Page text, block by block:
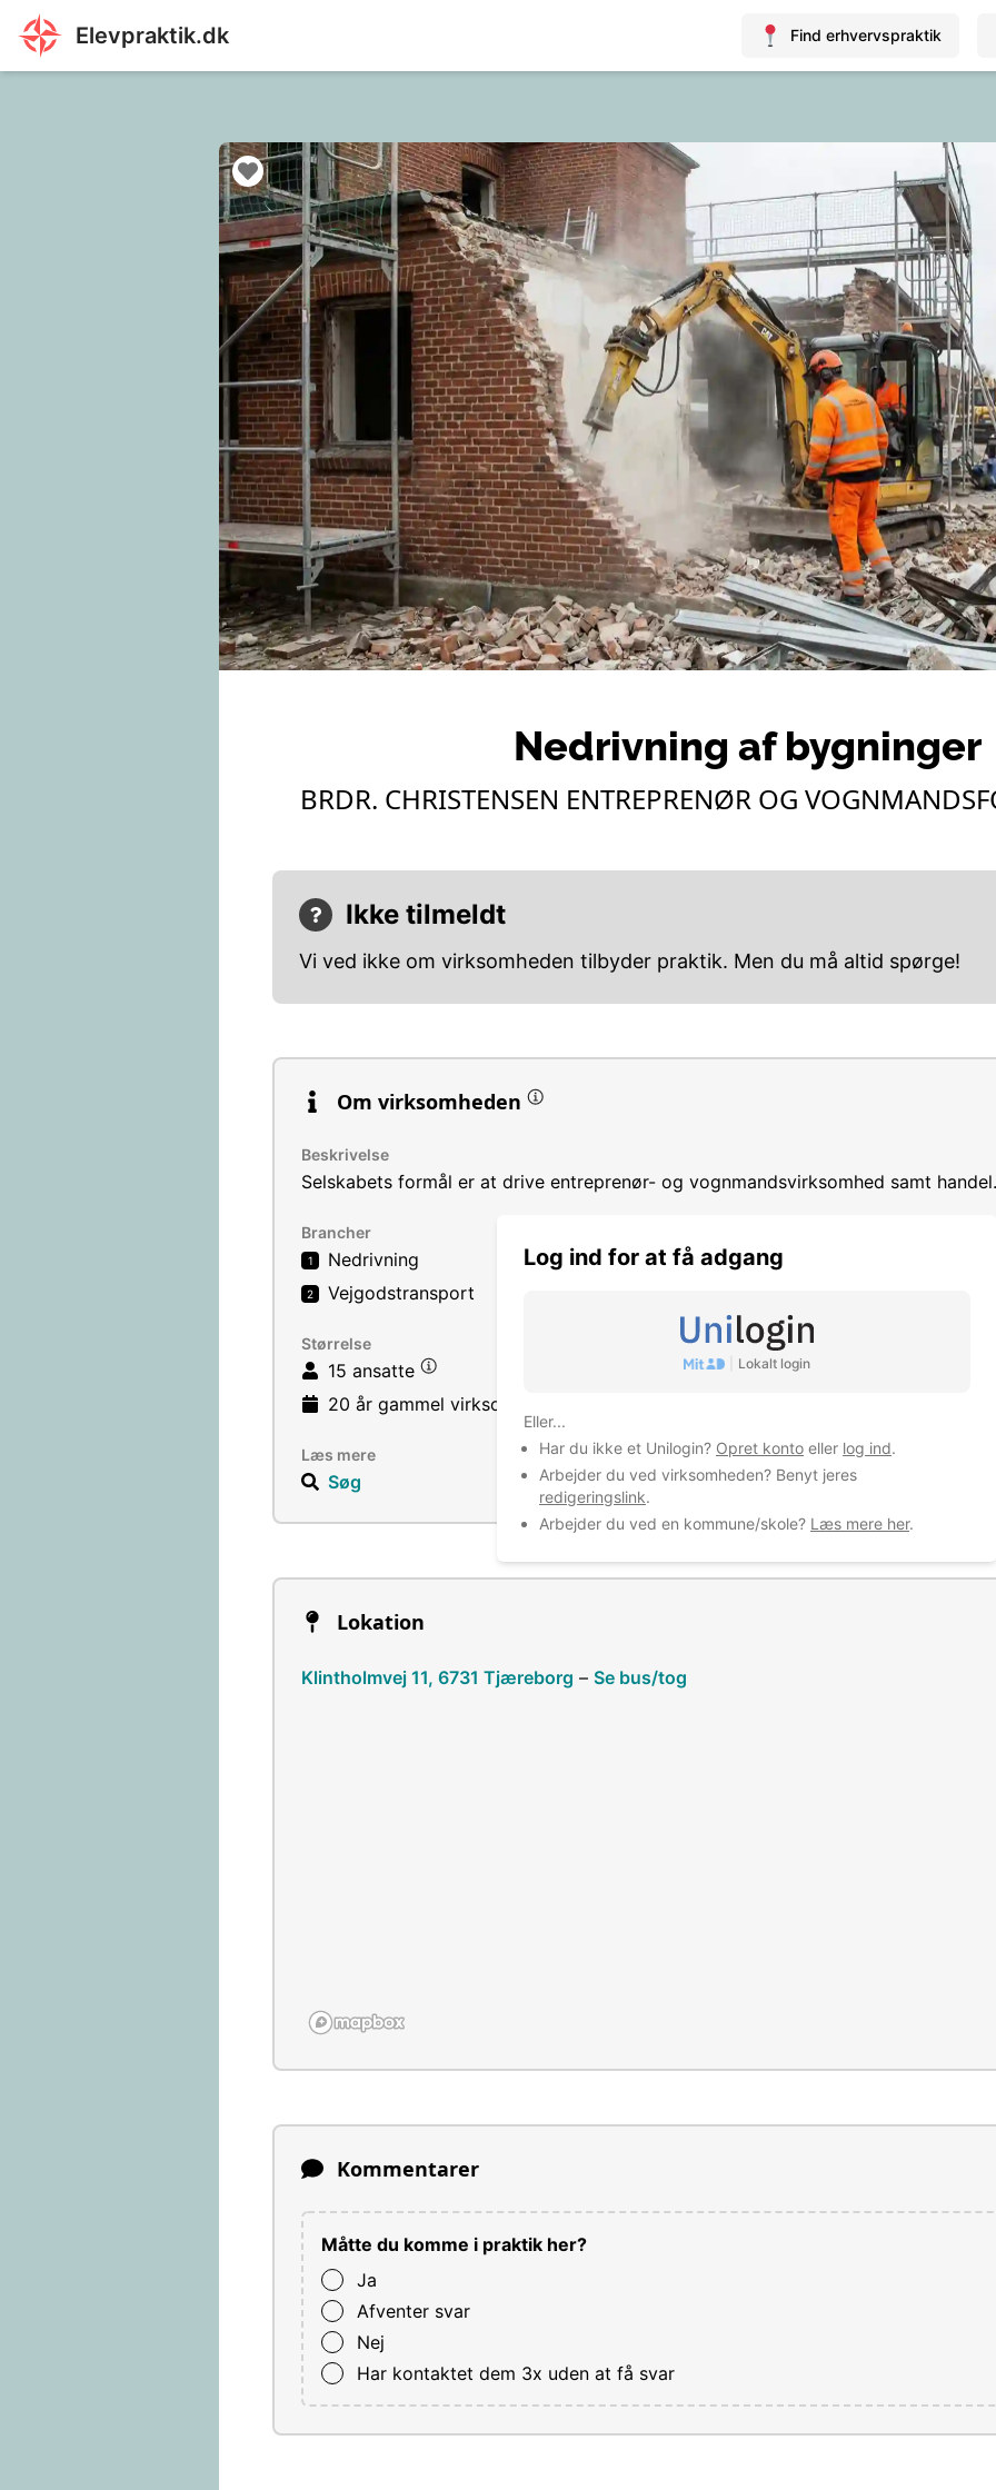
Elevpraktik.dk Find erhvervspraktik
Log ind for at få adgang
Lokalt login
Eller...
Har du ikke et Unilogin? Opret konto eller log ind.
Arbejder du ved virksomheden? Benyt jeres
redigeringslink.
Arbejder du ved en kommune/skole? Læs mere her.
Nedrivning af bygninger
BRDR. CHRISTENSEN ENTREPRENØR OG
Ikke tilmeldt
Vi ved ikke om virksomheden tilbyder praktik. Men du må altid spørge!
Om virksomheden
Beskrivelse
Selskabets formål er at drive entreprenør- og vognmandsvirksomhed samt handel.
Brancher
1 Nedrivning
2 Vejgodstransport
Størrelse
15 ansatte
20 år gammel virksomhed
Læs mere
Søg
Lokation
Klintholmvej 11, 6731 Tjæreborg – Se bus/tog
Kommentarer
Måtte du komme i praktik her?
Ja
Afventer svar
Nej
Har kontaktet dem 3x uden at få svar